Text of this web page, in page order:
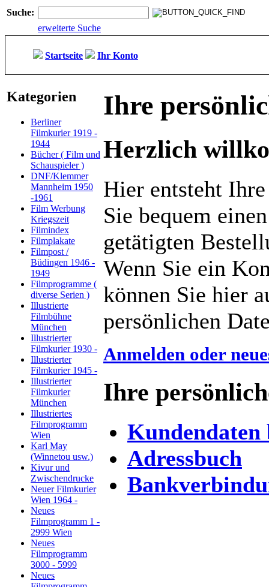
Suche:
erweiterte Suche
Startseite Ihr Konto
Kategorien
Berliner
Filmkurier 1919 -
1944
Bücher ( Film und
Schauspieler )
DNF/Klemmer
Mannheim 1950
-1961
Film Werbung
Kriegszeit
Filmindex
Filmplakate
Filmpost /
Büdingen 1946 -
1949
Filmprogramme (
diverse Serien )
Illustrierte
Filmbühne
München
Illustrierter
Filmkurier 1930 -
Illustrierter
Filmkurier 1945 -
Illustrierter
Filmkurier
München
Illustriertes
Filmprogramm
Wien
Karl May
(Winnetou usw.)
Kivur und
Zwischendrucke
Neuer Filmkurier
Wien 1964 -
Neues
Filmprogramm 1 -
2999 Wien
Neues
Filmprogramm
3000 - 5999
Neues
Ihre
Herzlich
Hier entsteht
Sie bequem
getätigten
Wenn Sie ein
können Sie hier
persönlichen
Anmelden oder
Ihre
Kundendaten
Adressbuch